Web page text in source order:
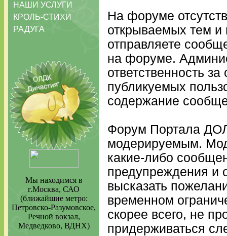
НАШИ УСЛУГИ
КРОЛЬ-СТИХИ
РАДУГА
Мы находимся в
г.Москва, САО
(ближайшие метро:
Петровско-Разумовское,
Речной вокзал,
Медведково, ВДНХ)
На форуме
открываемых тем и
отправляете
на форуме.
ответственность
публикуемых
содержание
Форум Портала
модерируемым.
какие-либо
предупреждения и
высказать
временном
скорее всего, не
придерживаться